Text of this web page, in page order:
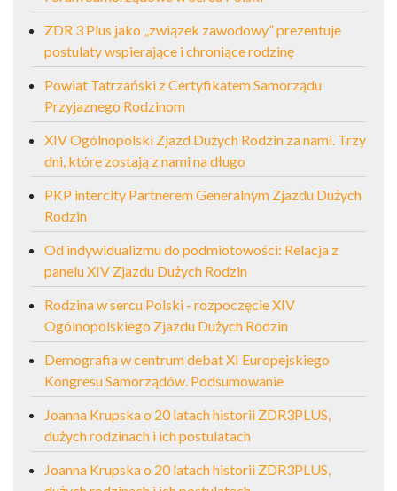
ZDR 3 Plus jako „związek zawodowy” prezentuje
postulaty wspierające i chroniące rodzinę
Powiat Tatrzański z Certyfikatem Samorządu
Przyjaznego Rodzinom
XIV Ogólnopolski Zjazd Dużych Rodzin za nami. Trzy
dni, które zostają z nami na długo
PKP intercity Partnerem Generalnym Zjazdu Dużych
Rodzin
Od indywidualizmu do podmiotowości: Relacja z
panelu XIV Zjazdu Dużych Rodzin
Rodzina w sercu Polski - rozpoczęcie XIV
Ogólnopolskiego Zjazdu Dużych Rodzin
Demografia w centrum debat XI Europejskiego
Kongresu Samorządów. Podsumowanie
Joanna Krupska o 20 latach historii ZDR3PLUS,
dużych rodzinach i ich postulatach
Joanna Krupska o 20 latach historii ZDR3PLUS,